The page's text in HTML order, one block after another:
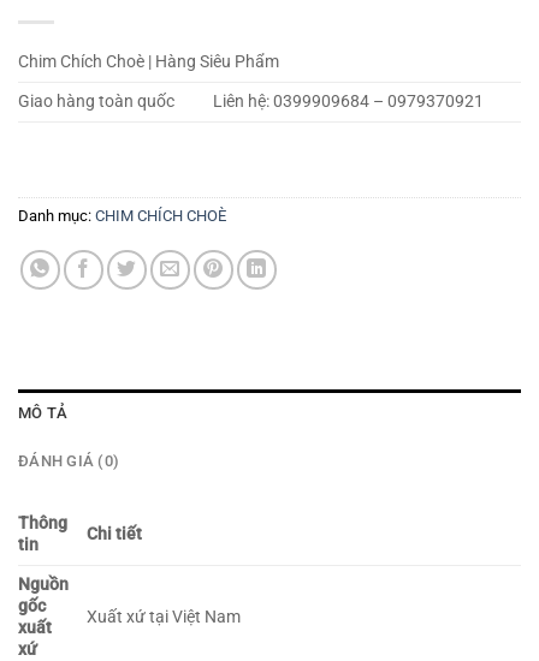
Chim Chích Choè | Hàng Siêu Phẩm
Giao hàng toàn quốc
Liên hệ: 0399909684 – 0979370921
Danh mục: CHIM CHÍCH CHOÈ
MÔ TẢ
ĐÁNH GIÁ (0)
Thông
tin
Chi tiết
Nguồn
gốc
xuất
xứ
Xuất xứ tại Việt Nam